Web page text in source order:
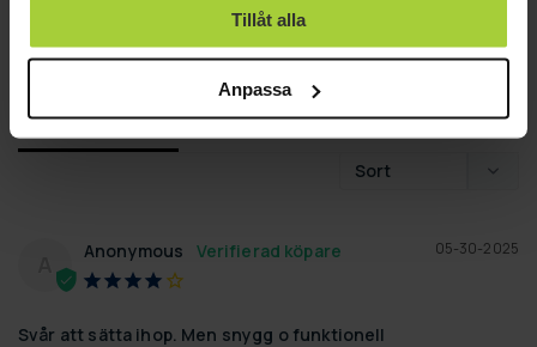
Tillåt alla
Anpassa
Recensioner Frågor
05-30-2025
Anonymous
Svår att sätta ihop. Men snygg o funktionell